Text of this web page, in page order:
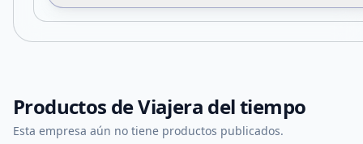
Productos deViajera del tiempo
Esta empresa aún no tiene productos publicados.